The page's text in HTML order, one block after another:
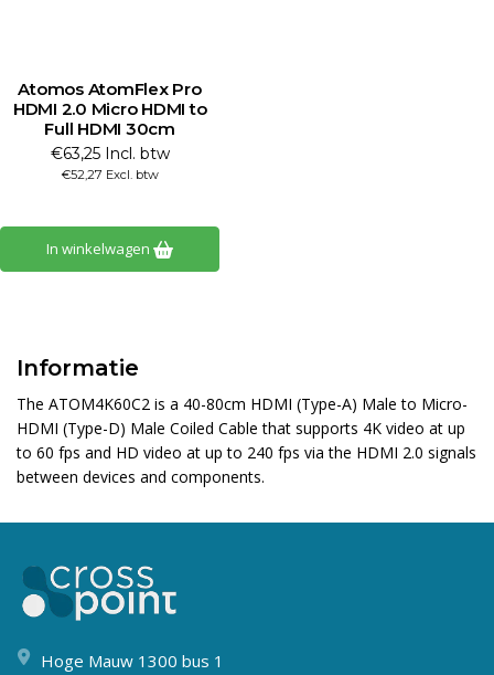
Atomos AtomFlex Pro
HDMI 2.0 Micro HDMI to
Full HDMI 30cm
€63,25 Incl. btw
€52,27 Excl. btw
In winkelwagen
Informatie
The ATOM4K60C2 is a 40-80cm HDMI (Type-A) Male to Micro-
HDMI (Type-D) Male Coiled Cable that supports 4K video at up
to 60 fps and HD video at up to 240 fps via the HDMI 2.0 signals
between devices and components.
Hoge Mauw 1300 bus 1